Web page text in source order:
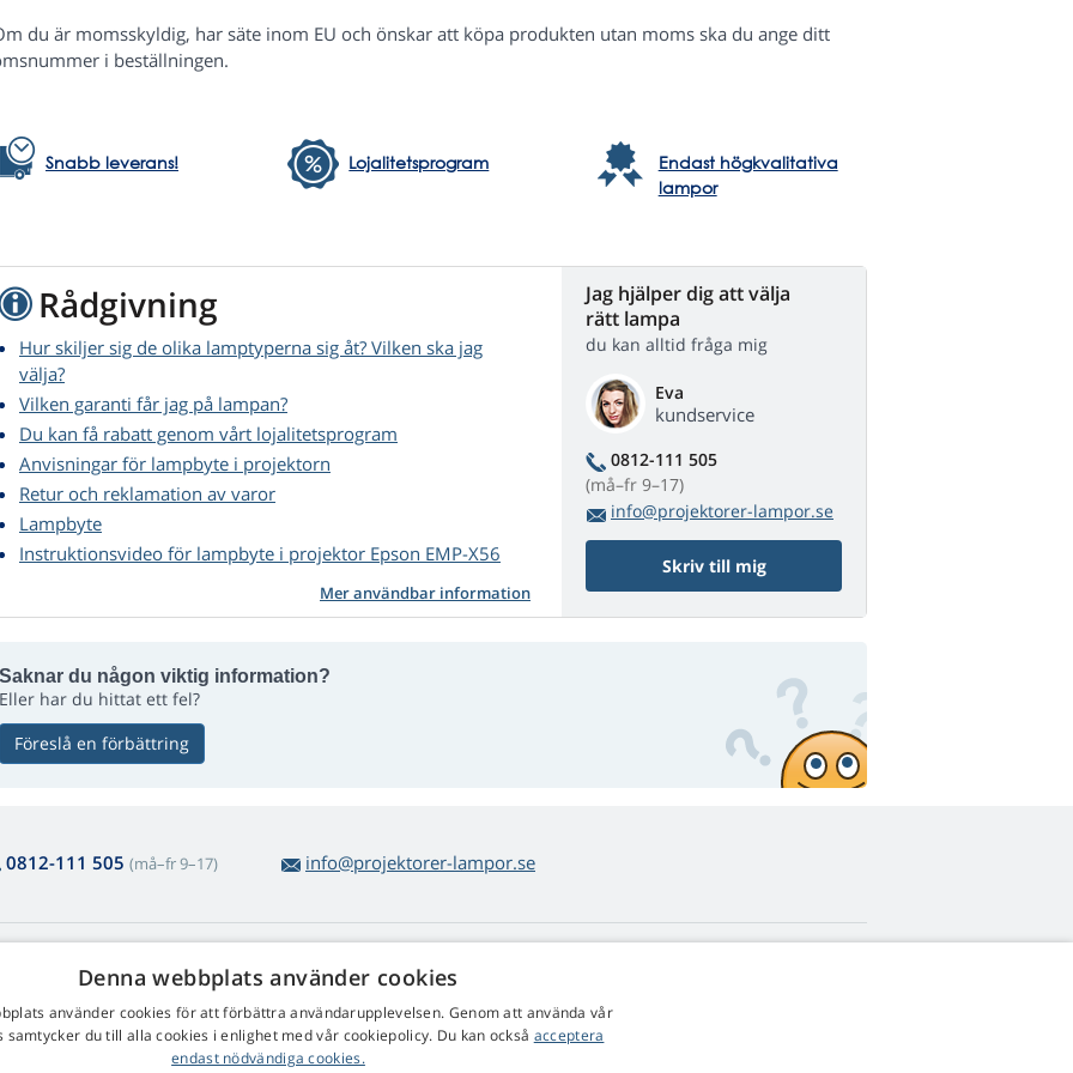
du är momsskyldig, har säte inom EU och önskar att köpa produkten utan moms ska du ange ditt
i beställningen.
Snabb leverans! Lojalitetsprogram
Endast högkvalitativa
lampor
Rådgivning
Hur skiljer sig de olika lamptyperna sig åt? Vilken ska jag
välja?
Vilken garanti får jag på lampan?
Du kan få rabatt genom vårt lojalitetsprogram
Anvisningar för lampbyte i projektorn
Retur och reklamation av varor
Lampbyte
Instruktionsvideo för lampbyte i projektor Epson EMP-X56
Mer användbar information
Jag hjälper dig att välja
rätt lampa
du kan alltid fråga mig
Eva
kundservice
0812-111 505
(må–fr 9–17)
info@projektorer-lampor.se
Skriv till mig
Saknar du någon viktig information?
Eller har du hittat ett fel?
Föreslå en förbättring
0812-111 505 (må–fr 9–17) info@projektorer-lampor.se
och reklamation
varureturnering
Kontakt
Behandling av personuppgifter
Denna webbplats använder cookies
använder cookies för att förbättra användarupplevelsen. Genom att använda vår
samtycker du till alla cookies i enlighet med vår cookiepolicy. Du kan också acceptera
endast nödvändiga cookies.